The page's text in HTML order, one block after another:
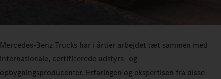
Mercedes-Benz Trucks har i årtier arbejdet tæt sammen med
internationale, certificerede udstyrs- og
opbygningsproducenter. Erfaringen og ekspertisen fra disse